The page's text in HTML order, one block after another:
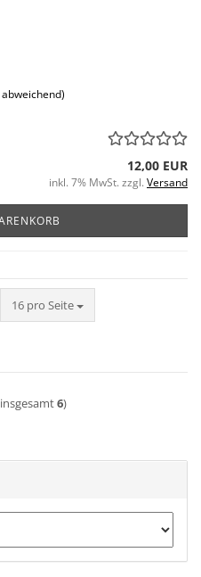
12,00 EUR
inkl. 7% MwSt. zzgl. Versand
16 pro Seite
pro Seite
6)